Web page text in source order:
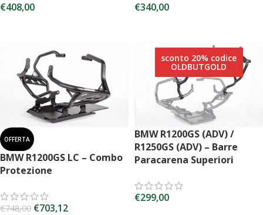
€408,00 €340,00
OFFERTA
BMW R1200GS LC – Combo
Protezione
€748,00 €703,12
sconto 20% codice
OLDBUTGOLD
BMW R1200GS (ADV) /
R1250GS (ADV) – Barre
Paracarena Superiori
€299,00